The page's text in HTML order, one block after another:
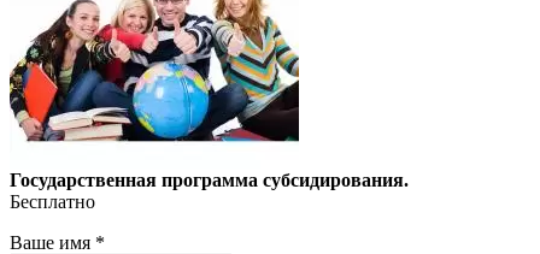
Государственная программа субсидирования.
Бесплатно
Ваше имя *